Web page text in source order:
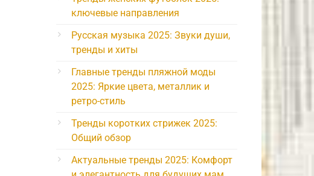
ключевые направления
Русская музыка 2025: Звуки души,
тренды и хиты
Главные тренды пляжной моды
2025: Яркие цвета, металлик и
ретро-стиль
Тренды коротких стрижек 2025:
Общий обзор
Актуальные тренды 2025: Комфорт